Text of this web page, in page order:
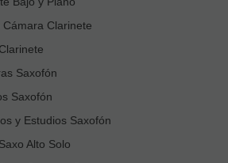
Cámara Clarinete
Saxofón
Saxofón
y Estudios Saxofón
Alto Solo